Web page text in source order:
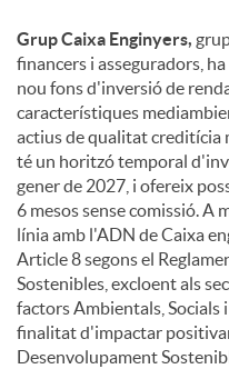
Grup Caixa Enginyers,
financers i asseguradors,
nou fons d'inversió de
característiques
actius de qualitat creditícia
té un horitzó temporal
gener de 2027, i ofereix
6 mesos sense comissió. A
línia amb l'ADN de Caixa
Article 8 segons el
Sostenibles, excloent als
factors Ambientals, Socials
finalitat d'impactar
Desenvolupament